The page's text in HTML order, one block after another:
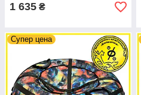
1 635 ₴
Супер цена